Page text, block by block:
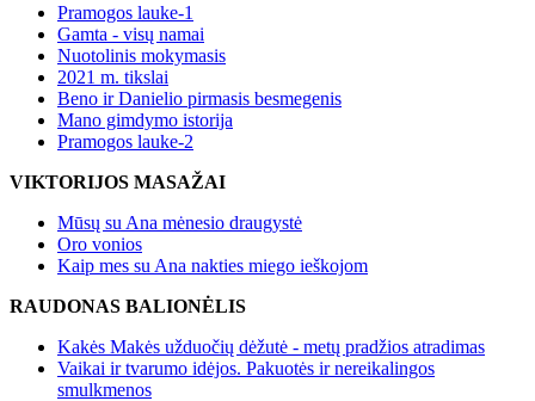
Pramogos lauke-1
Gamta - visų namai
Nuotolinis mokymasis
2021 m. tikslai
Beno ir Danielio pirmasis besmegenis
Mano gimdymo istorija
Pramogos lauke-2
VIKTORIJOS MASAŽAI
Mūsų su Ana mėnesio draugystė
Oro vonios
Kaip mes su Ana nakties miego ieškojom
RAUDONAS BALIONĖLIS
Kakės Makės užduočių dėžutė - metų pradžios atradimas
Vaikai ir tvarumo idėjos. Pakuotės ir nereikalingos
smulkmenos